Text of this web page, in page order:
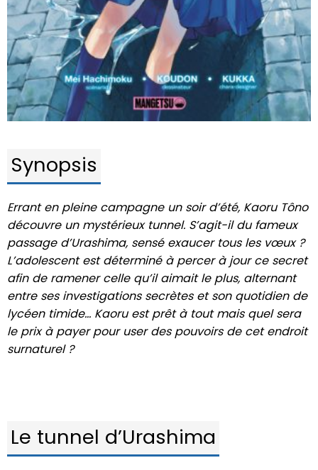
Synopsis
Errant en pleine campagne un soir d’été, Kaoru Tôno
découvre un mystérieux tunnel. S’agit-il du fameux
passage d’Urashima, sensé exaucer tous les vœux ?
L’adolescent est déterminé à percer à jour ce secret
afin de ramener celle qu’il aimait le plus, alternant
entre ses investigations secrètes et son quotidien de
lycéen timide… Kaoru est prêt à tout mais quel sera
le prix à payer pour user des pouvoirs de cet endroit
surnaturel ?
Le tunnel d’Urashima